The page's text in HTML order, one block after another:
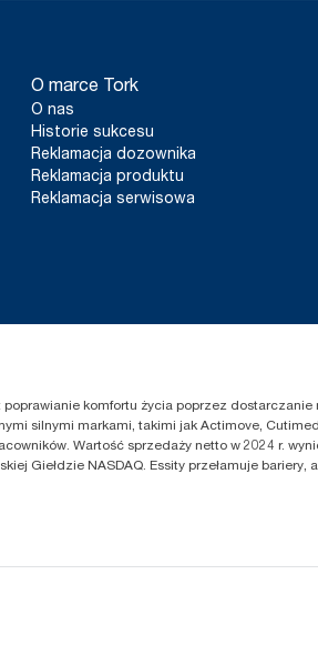
O marce Tork
O nas
Historie sukcesu
Reklamacja dozownika
Reklamacja produktu
Reklamacja serwisowa
komfortu życia poprzez
silnymi markami, takimi jak Actimove,
Wartość sprzedaży netto w 2024 r.
Giełdzie NASDAQ. Essity przełamuje bariery,